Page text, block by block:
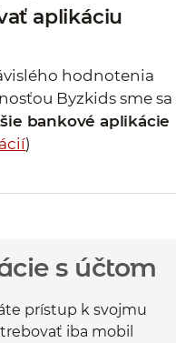
aplikáciu
hodnotenia
Byzkids sme sa
bankové aplikácie
)
s účtom
prístup k svojmu
iba mobil